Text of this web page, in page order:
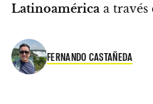
Latinoamérica a través
FERNANDO CASTAÑEDA